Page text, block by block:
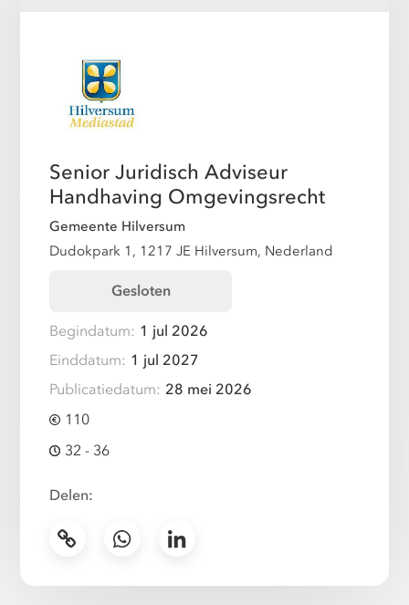
Senior Juridisch Adviseur
Handhaving Omgevingsrecht
Gemeente Hilversum
Dudokpark 1, 1217 JE Hilversum, Nederland
Gesloten
Begindatum: 1 jul 2026
Einddatum: 1 jul 2027
Publicatiedatum: 28 mei 2026
110
32 - 36
Delen: